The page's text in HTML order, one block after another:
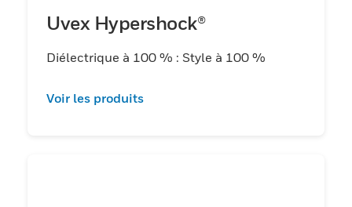
Uvex Hypershock®
Diélectrique à 100 % : Style à 100 %
Voir les produits